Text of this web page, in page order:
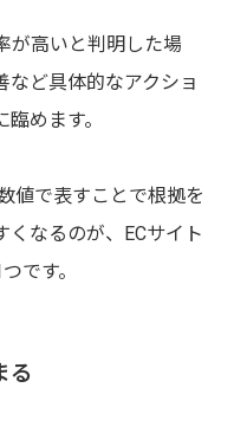
が高いと判明した場
など具体的なアクショ
めます。
値で表すことで根拠を
なるのが、ECサイト
です。
る